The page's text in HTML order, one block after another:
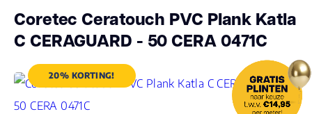
Coretec Ceratouch PVC Plank Katla
C CERAGUARD - 50 CERA 0471C
20% KORTING!